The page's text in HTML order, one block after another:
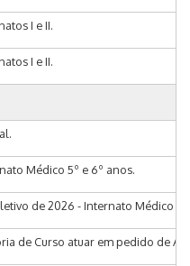
I e II.
I e II.
Médico 5º e 6º anos.
de 2026 - Internato Médico
de Curso atuar em pedido de